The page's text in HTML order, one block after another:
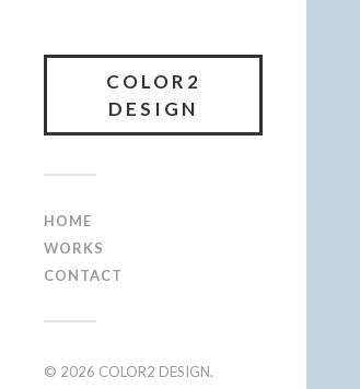
COLOR2
DESIGN
HOME
WORKS
CONTACT
© 2026 COLOR2 DESIGN.